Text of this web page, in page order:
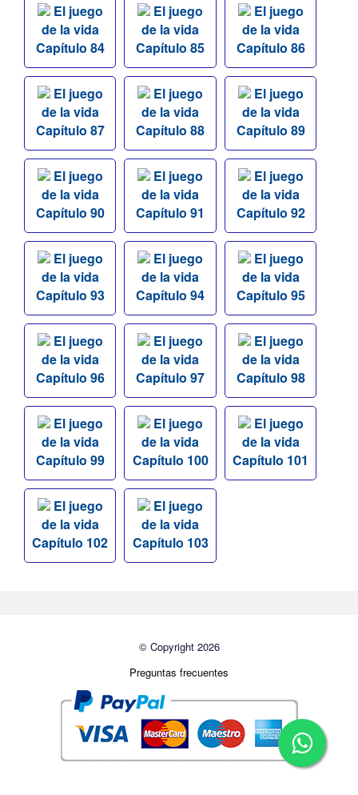
El juego
de la vida
Capítulo 84
El juego
de la vida
Capítulo 85
El juego
de la vida
Capítulo 86
El juego
de la vida
Capítulo 87
El juego
de la vida
Capítulo 88
El juego
de la vida
Capítulo 89
El juego
de la vida
Capítulo 90
El juego
de la vida
Capítulo 91
El juego
de la vida
Capítulo 92
El juego
de la vida
Capítulo 93
El juego
de la vida
Capítulo 94
El juego
de la vida
Capítulo 95
El juego
de la vida
Capítulo 96
El juego
de la vida
Capítulo 97
El juego
de la vida
Capítulo 98
El juego
de la vida
Capítulo 99
El juego
de la vida
Capítulo 100
El juego
de la vida
Capítulo 101
El juego
de la vida
Capítulo 102
El juego
de la vida
Capítulo 103
© Copyright 2026
Preguntas frecuentes